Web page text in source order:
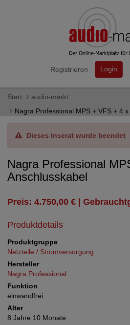
Registrieren Login
Start
audio-markt
Nagra Professional MPS + VFS + 4
Dieses Inserat wurde beendet
Nagra Professional
Anschlusskabel
Preis: 4.750,00 € |
Produktdetails
Produktgruppe
Netzteile / Stromversorgung
Hersteller
Nagra Professional
Funktion
einwandfrei
Alter
8 Jahre 10 Monate